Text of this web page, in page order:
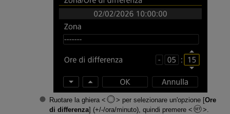
Ruotare la ghiera per selezionare un'opzione [Ore
di differenza] (+/-/ora/minuto), quindi premere